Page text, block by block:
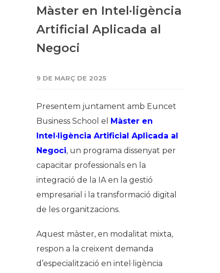
Màster en Intel·ligència
Artificial Aplicada al
Negoci
9 DE MARÇ DE 2025
Presentem juntament amb Euncet
Business School el
Màster en
Intel·ligència Artificial Aplicada al
Negoci, un programa dissenyat per
capacitar professionals en la
integració de la IA en la gestió
empresarial i la transformació digital
de les organitzacions.
Aquest màster, en modalitat mixta,
respon a la creixent demanda
d’especialització en intel·ligència